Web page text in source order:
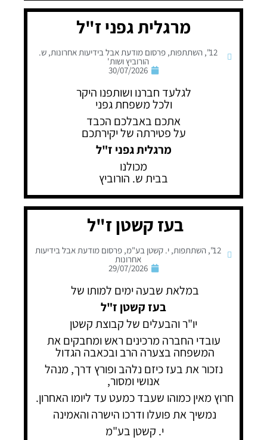
מרגלית גפני ז"ל
12"
,השתתפות,פרסום מודעת אבל בידיעות אחרונות,ש.
הורוביץ ושות'
30/07/2026
לגלעד חברנו ושותפנו היקר
ולכל משפחת גפני
אתכם באבלכם הכבד
על פטירתה של יקירתכם
מרגלית גפני ז"ל
מכולנו
בבית ש. הורוביץ
בעז קשטן ז"ל
12"
,השתתפות,י. קשטן בע"מ,פרסום מודעת אבל בידיעות
אחרונות
29/07/2026
במלאת שבעה ימים למותו של
בעז קשטן ז"ל
יו"ר והבעלים של קבוצת קשטן
עובדי החברה מרכינים ראש ומחבקים את
המשפחה בצערה הרב ובכאבה הגדול
נזכור את בעז כיזם נלהב ופורץ דרך, מנהל
אנושי ומסור,
חרוץ מאין כמוהו שעבד כמעט עד ליומו האחרון.
נמשיך את פועלו ודרכו הישרה והאמינה
י. קשטן בע"מ